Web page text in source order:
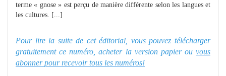
terme « gnose » est perçu de manière différente selon les langues et
les cultures. [...]
Pour lire la suite de cet éditorial, vous pouvez télécharger
gratuitement ce numéro, acheter la version papier ou vous
abonner pour recevoir tous les numéros!